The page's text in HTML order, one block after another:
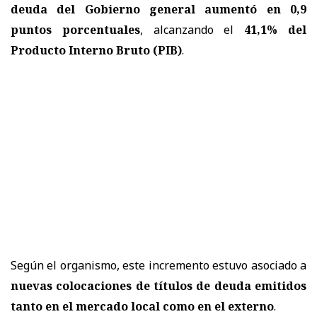
deuda del Gobierno general aumentó en 0,9
puntos porcentuales, alcanzando el 41,1% del
Producto Interno Bruto (PIB).
Según el organismo, este incremento estuvo asociado a
nuevas colocaciones de títulos de deuda emitidos
tanto en el mercado local como en el externo.